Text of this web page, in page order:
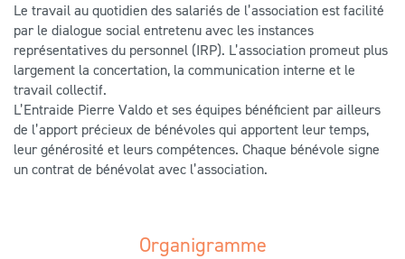
Le travail au quotidien des salariés de l’association est facilité
par le dialogue social entretenu avec les instances
représentatives du personnel (IRP). L’association promeut plus
largement la concertation, la communication interne et le
travail collectif.
L’Entraide Pierre Valdo et ses équipes bénéficient par ailleurs
de l’apport précieux de bénévoles qui apportent leur temps,
leur générosité et leurs compétences. Chaque bénévole signe
un contrat de bénévolat avec l’association.
Organigramme